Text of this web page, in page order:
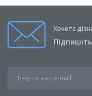
Хочете